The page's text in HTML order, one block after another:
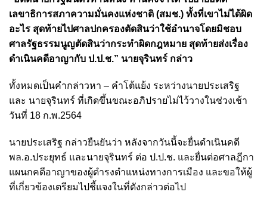
เลขาธิการสภาความมั่นคงแห่งชาติ (สมช.) ทั้งที่เขาไม่ได้ผิด
อะไร สุดท้ายไปศาลปกครองตัดสินว่าใช้อำนาจโดยมิชอบ
ศาลรัฐธรรมนูญตัดสินว่ากระทำผิดกฎหมาย สุดท้ายส่งเรื่อง
ดำเนินคดีอาญากับ ป.ป.ช.” นายจุรินทร์ กล่าว
ทั้งหมดเป็นคำกล่าวหา – คำโต้แย้ง ระหว่างนายประเสริฐ
และ นายจุรินทร์ ที่เกิดขึ้นขณะอภิปรายไม่ไว้วางในช่วงเช้า
วันที่ 18 ก.พ.2564
นายประเสริฐ กล่าวยืนยันว่า หลังจากวันนี้จะยื่นดำเนินคดี
พล.อ.ประยุทธ์ และนายจุรินทร์ ต่อ ป.ป.ช. และยื่นต่อศาลฎีกา
แผนกคดีอาญาของผู้ดำรงตำแหน่งทางการเมือง และขอให้ผู้
ที่เกี่ยวข้องเตรียมไปชี้แจงในที่ดังกล่าวต่อไป